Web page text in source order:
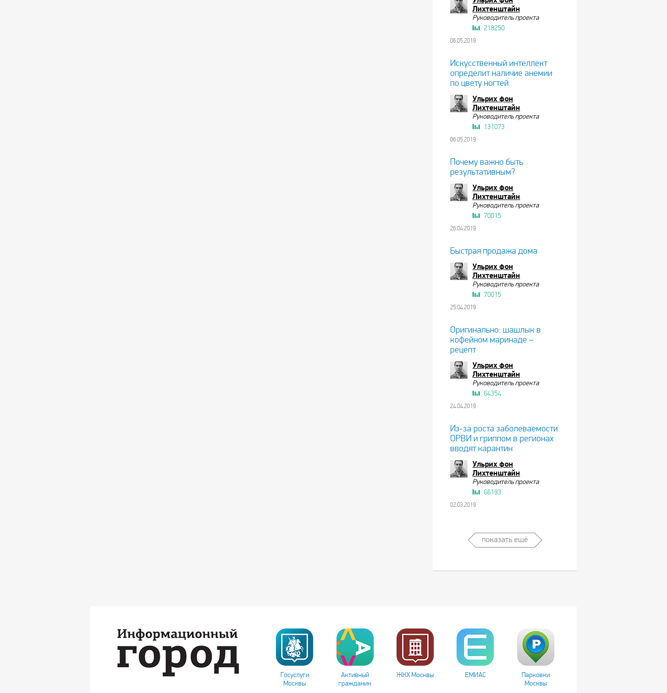
Лихтенштайн
Руководитель проекта
218250
06.05.2019
Искусственный интеллект
определит наличие анемии
по цвету ногтей
Ульрих фон
Лихтенштайн
Руководитель проекта
131073
06.05.2019
Почему важно быть
результативным?
Ульрих фон
Лихтенштайн
Руководитель проекта
70015
26.04.2019
Быстрая продажа дома
Ульрих фон
Лихтенштайн
Руководитель проекта
70015
25.04.2019
Оригинально: шашлык в
кофейном маринаде –
рецепт
Ульрих фон
Лихтенштайн
Руководитель проекта
64354
24.04.2019
Из-за роста заболеваемости
ОРВИ и гриппом в регионах
вводят карантин
Ульрих фон
Лихтенштайн
Руководитель проекта
66193
02.03.2019
показать ещё
Госуслуги
Москвы
Активный
гражданин
ЖКХ Москвы ЕМИАС
Парковки
Москвы